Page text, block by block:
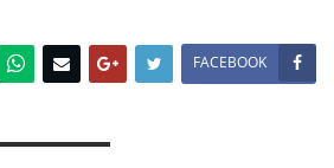
FACEBOOK